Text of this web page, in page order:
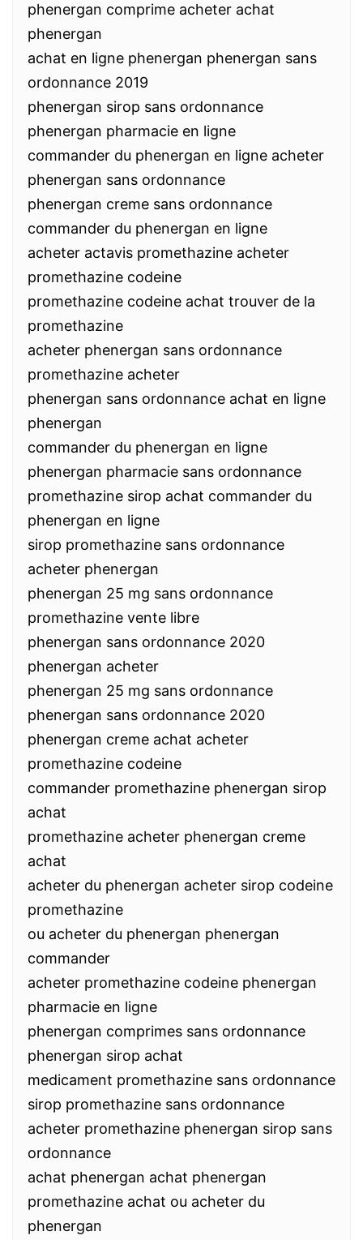
phenergan comprime acheter achat
phenergan
achat en ligne phenergan phenergan sans
ordonnance 2019
phenergan sirop sans ordonnance
phenergan pharmacie en ligne
commander du phenergan en ligne acheter
phenergan sans ordonnance
phenergan creme sans ordonnance
commander du phenergan en ligne
acheter actavis promethazine acheter
promethazine codeine
promethazine codeine achat trouver de la
promethazine
acheter phenergan sans ordonnance
promethazine acheter
phenergan sans ordonnance achat en ligne
phenergan
commander du phenergan en ligne
phenergan pharmacie sans ordonnance
promethazine sirop achat commander du
phenergan en ligne
sirop promethazine sans ordonnance
acheter phenergan
phenergan 25 mg sans ordonnance
promethazine vente libre
phenergan sans ordonnance 2020
phenergan acheter
phenergan 25 mg sans ordonnance
phenergan sans ordonnance 2020
phenergan creme achat acheter
promethazine codeine
commander promethazine phenergan sirop
achat
promethazine acheter phenergan creme
achat
acheter du phenergan acheter sirop codeine
promethazine
ou acheter du phenergan phenergan
commander
acheter promethazine codeine phenergan
pharmacie en ligne
phenergan comprimes sans ordonnance
phenergan sirop achat
medicament promethazine sans ordonnance
sirop promethazine sans ordonnance
acheter promethazine phenergan sirop sans
ordonnance
achat phenergan achat phenergan
promethazine achat ou acheter du
phenergan